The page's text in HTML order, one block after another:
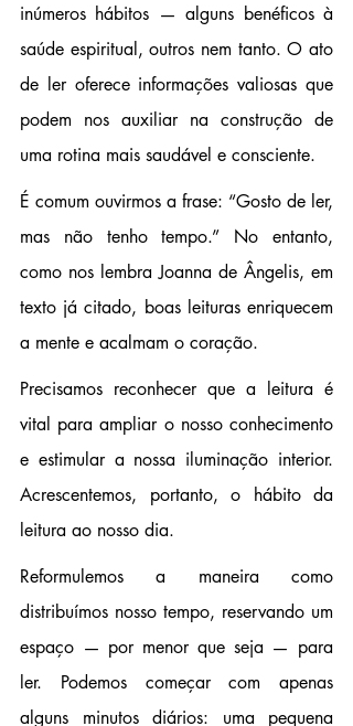
inúmeros hábitos — alguns benéficos à
saúde espiritual, outros nem tanto. O ato
de ler oferece informações valiosas que
podem nos auxiliar na construção de
uma rotina mais saudável e consciente.
É comum ouvirmos a frase: “Gosto de ler,
mas não tenho tempo.” No entanto,
como nos lembra Joanna de Ângelis, em
texto já citado, boas leituras enriquecem
a mente e acalmam o coração.
Precisamos reconhecer que a leitura é
vital para ampliar o nosso conhecimento
e estimular a nossa iluminação interior.
Acrescentemos, portanto, o hábito da
leitura ao nosso dia.
Reformulemos a maneira como
distribuímos nosso tempo, reservando um
espaço — por menor que seja — para
ler. Podemos começar com apenas
alguns minutos diários: uma pequena